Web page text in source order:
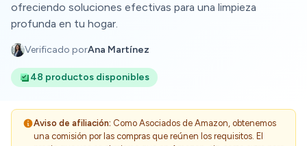
ofreciendo soluciones efectivas para una limpieza
profunda en tu hogar.
Verificado porAna Martínez
48 productos disponibles
Aviso de afiliación: Como Asociados de Amazon, obtenemos
una comisión por las compras que reúnen los requisitos. El